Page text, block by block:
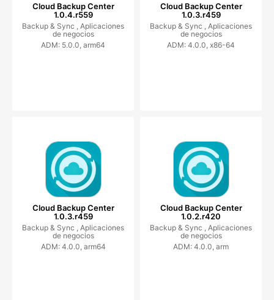
Cloud Backup Center
1.0.4.r559
Backup & Sync , Aplicaciones
de negocios
ADM: 5.0.0, arm64
Cloud Backup Center
1.0.3.r459
Backup & Sync , Aplicaciones
de negocios
ADM: 4.0.0, x86-64
Cloud Backup Center
1.0.3.r459
Backup & Sync , Aplicaciones
de negocios
ADM: 4.0.0, arm64
Cloud Backup Center
1.0.2.r420
Backup & Sync , Aplicaciones
de negocios
ADM: 4.0.0, arm